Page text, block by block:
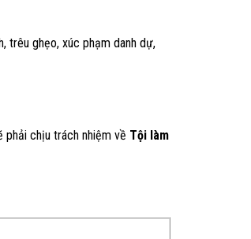
trêu ghẹo, xúc phạm danh dự,
chịu trách nhiệm về Tội làm